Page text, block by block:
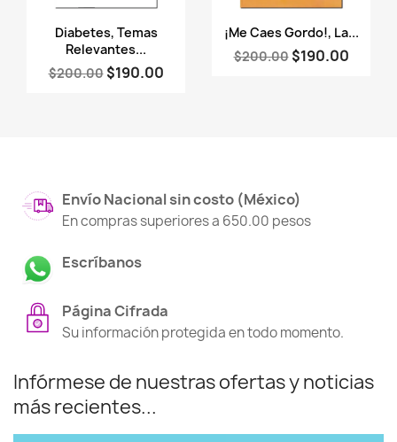
Vista rápida
Diabetes, Temas
Relevantes...
$200.00 $190.00
Vista rápida
¡Me Caes Gordo!, La...
$200.00 $190.00
Envío Nacional sin costo (México)
En compras superiores a 650.00 pesos
Escríbanos
Página Cifrada
Su información protegida en todo momento.
Infórmese de nuestras ofertas y noticias
más recientes...